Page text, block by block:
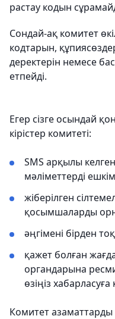
растау кодын
Сондай-ақ комитет
кодтарын,
деректерін немесе
етпейді.
Егер сізге осындай
кірістер комитеті:
SMS арқылы
мәліметтерді
жіберілген
қосымшаларды
әңгімені бірден
қажет болған
органдарына
өзіңіз
Комитет